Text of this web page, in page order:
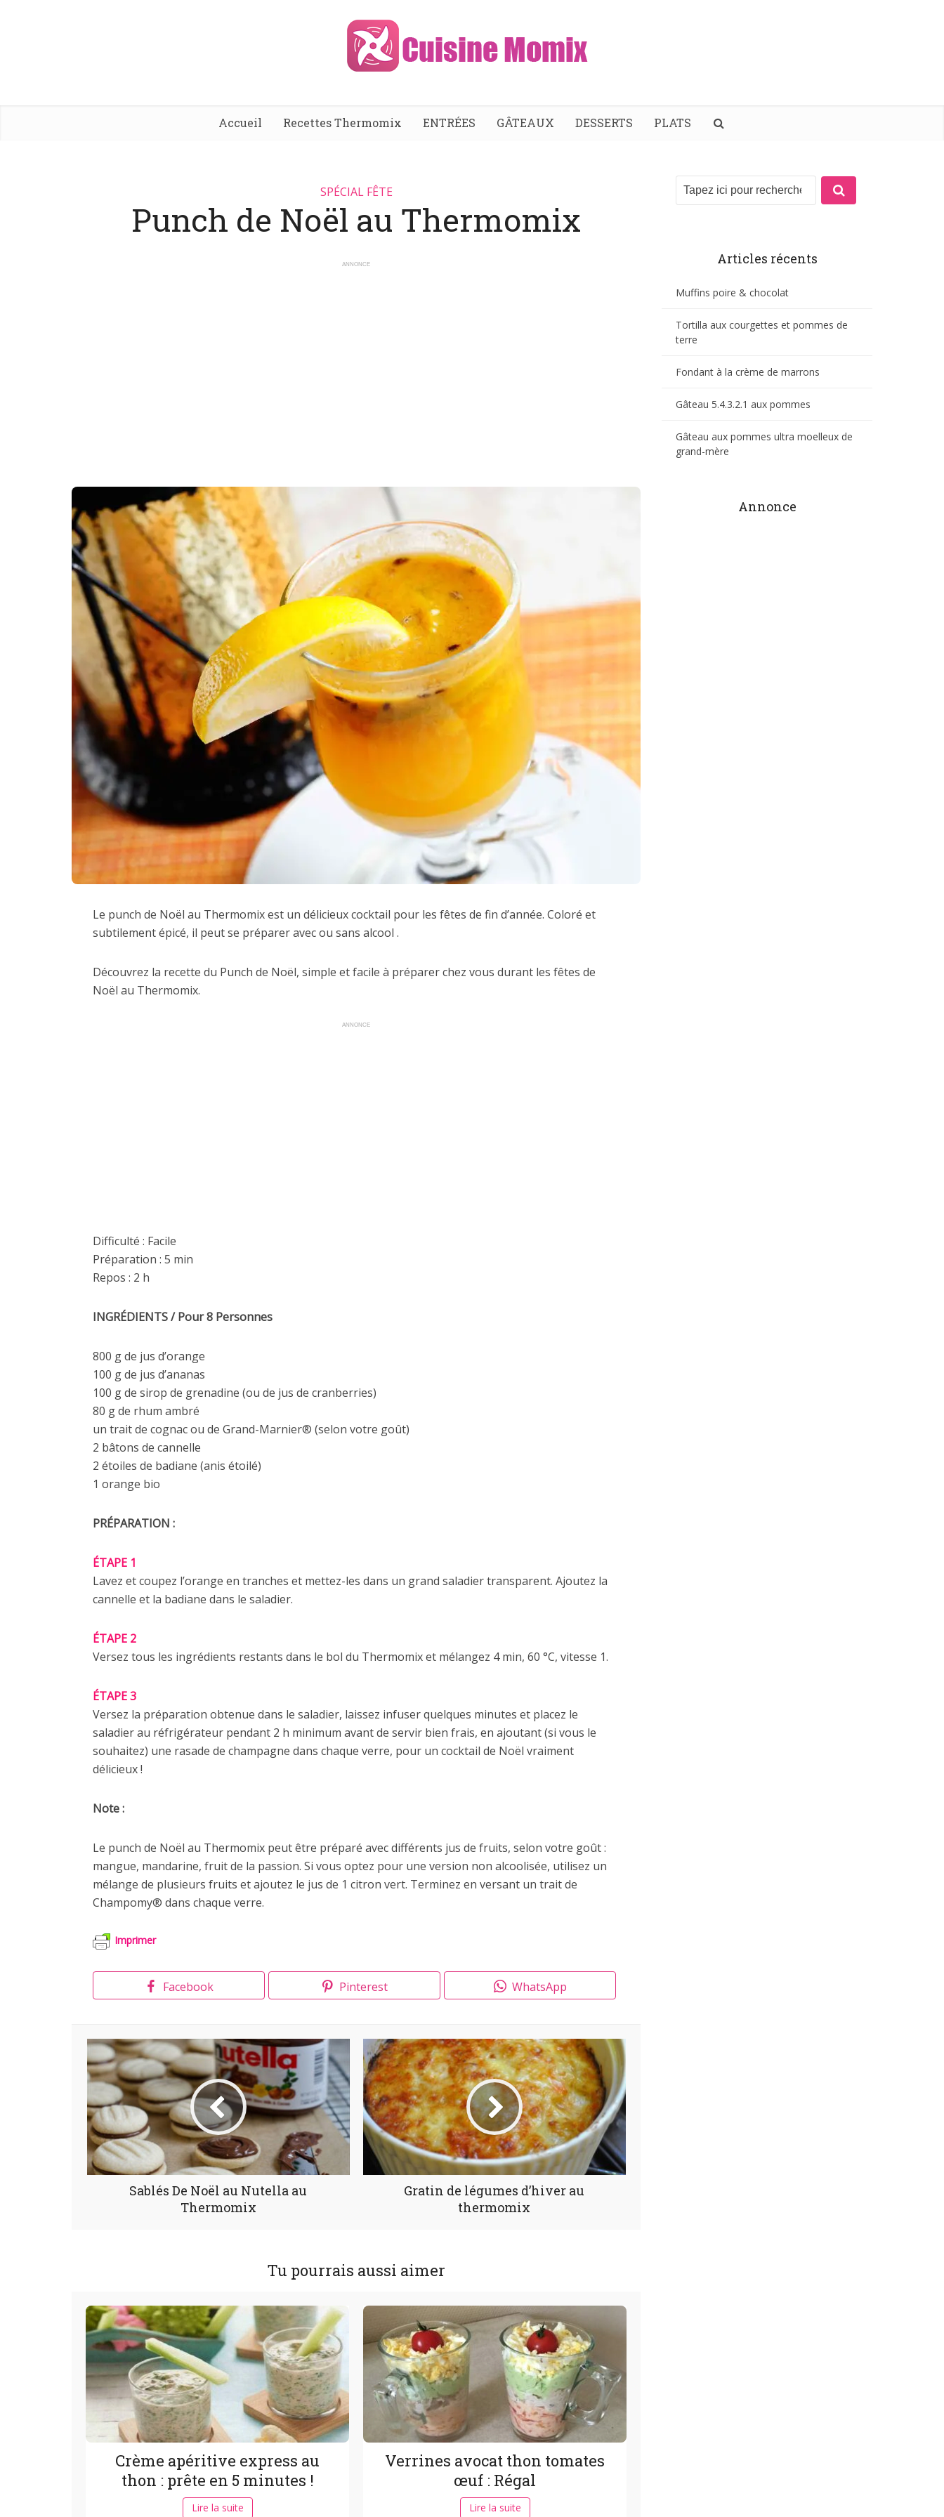
Accueil Recettes Thermomix ENTRÉES GÂTEAUX DESSERTS PLATS
SPÉCIAL FÊTE
Punch de Noël au Thermomix
ANNONCE
Le punch de Noël au Thermomix est un délicieux cocktail pour les fêtes de fin d’année. Coloré et
subtilement épicé, il peut se préparer avec ou sans alcool .
Découvrez la recette du Punch de Noël, simple et facile à préparer chez vous durant les fêtes de
Noël au Thermomix.
ANNONCE
Difficulté : Facile
Préparation : 5 min
Repos : 2 h
INGRÉDIENTS / Pour 8 Personnes
800 g de jus d’orange
100 g de jus d’ananas
100 g de sirop de grenadine (ou de jus de cranberries)
80 g de rhum ambré
un trait de cognac ou de Grand-Marnier® (selon votre goût)
2 bâtons de cannelle
2 étoiles de badiane (anis étoilé)
1 orange bio
PRÉPARATION :
ÉTAPE 1
Lavez et coupez l’orange en tranches et mettez-les dans un grand saladier transparent. Ajoutez la
cannelle et la badiane dans le saladier.
ÉTAPE 2
Versez tous les ingrédients restants dans le bol du Thermomix et mélangez 4 min, 60 °C, vitesse 1.
ÉTAPE 3
Versez la préparation obtenue dans le saladier, laissez infuser quelques minutes et placez le
saladier au réfrigérateur pendant 2 h minimum avant de servir bien frais, en ajoutant (si vous le
souhaitez) une rasade de champagne dans chaque verre, pour un cocktail de Noël vraiment
délicieux !
Note :
Le punch de Noël au Thermomix peut être préparé avec différents jus de fruits, selon votre goût :
mangue, mandarine, fruit de la passion. Si vous optez pour une version non alcoolisée, utilisez un
mélange de plusieurs fruits et ajoutez le jus de 1 citron vert. Terminez en versant un trait de
Champomy® dans chaque verre.
Imprimer
Facebook Pinterest WhatsApp
Sablés De Noël au Nutella au
Thermomix
Gratin de légumes d’hiver au
thermomix
Tu pourrais aussi aimer
Crème apéritive express au
thon : prête en 5 minutes !
Lire la suite
Verrines avocat thon tomates
œuf : Régal
Lire la suite
Articles récents
Muffins poire & chocolat
Tortilla aux courgettes et pommes de
terre
Fondant à la crème de marrons
Gâteau 5.4.3.2.1 aux pommes
Gâteau aux pommes ultra moelleux de
grand-mère
Annonce